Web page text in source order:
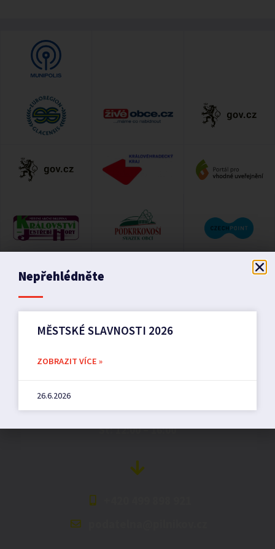
Město Pilníkov
MěU: Po: 08:00 – 17:00,
St: 12:00 – 16:00
Nepřehlédněte
MĚSTSKÉ SLAVNOSTI 2026
ZOBRAZIT VÍCE »
26.6.2026